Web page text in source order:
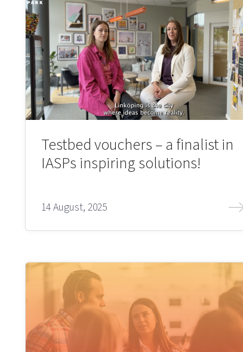
Testbed vouchers – a finalist in
IASPs inspiring solutions!
14 August, 2025